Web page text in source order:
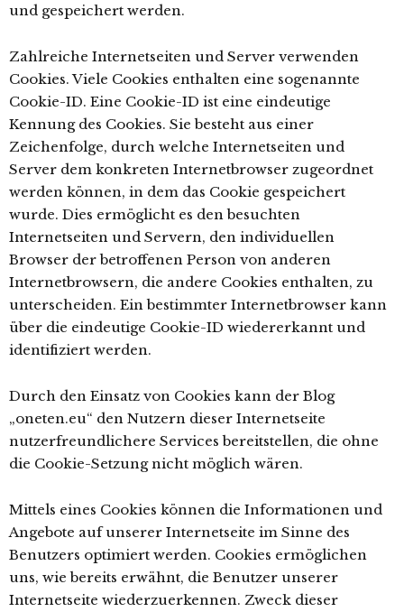
und gespeichert werden.
Zahlreiche Internetseiten und Server verwenden
Cookies. Viele Cookies enthalten eine sogenannte
Cookie-ID. Eine Cookie-ID ist eine eindeutige
Kennung des Cookies. Sie besteht aus einer
Zeichenfolge, durch welche Internetseiten und
Server dem konkreten Internetbrowser zugeordnet
werden können, in dem das Cookie gespeichert
wurde. Dies ermöglicht es den besuchten
Internetseiten und Servern, den individuellen
Browser der betroffenen Person von anderen
Internetbrowsern, die andere Cookies enthalten, zu
unterscheiden. Ein bestimmter Internetbrowser kann
über die eindeutige Cookie-ID wiedererkannt und
identifiziert werden.
Durch den Einsatz von Cookies kann der Blog
„oneten.eu“ den Nutzern dieser Internetseite
nutzerfreundlichere Services bereitstellen, die ohne
die Cookie-Setzung nicht möglich wären.
Mittels eines Cookies können die Informationen und
Angebote auf unserer Internetseite im Sinne des
Benutzers optimiert werden. Cookies ermöglichen
uns, wie bereits erwähnt, die Benutzer unserer
Internetseite wiederzuerkennen. Zweck dieser